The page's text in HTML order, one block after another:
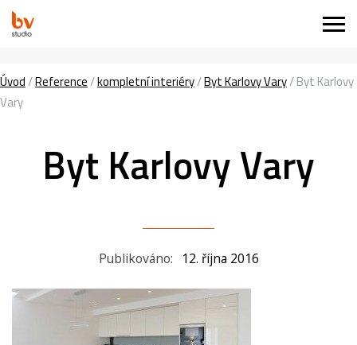
Úvod/Reference/kompletní interiéry/Byt Karlovy Vary/Byt Karlovy
Vary
Byt Karlovy Vary
Publikováno: 12. října 2016